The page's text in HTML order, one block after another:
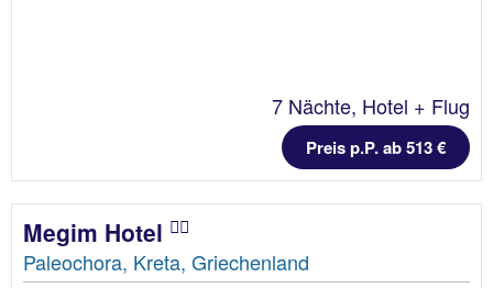
7 Nächte, Hotel + Flug
Preis p.P. ab 513 €
Megim Hotel
Paleochora, Kreta, Griechenland